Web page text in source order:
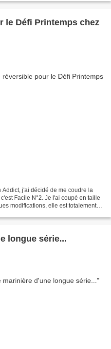
le Défi Printemps chez
Addict, j'ai décidé de me coudre la
Facile N°2. Je l'ai coupé en taille
modifications, elle est totalement
longue série...